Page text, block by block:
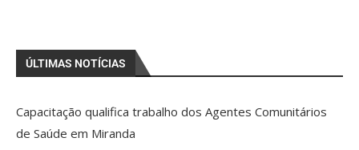
ÚLTIMAS NOTÍCIAS
Capacitação qualifica trabalho dos Agentes Comunitários
de Saúde em Miranda